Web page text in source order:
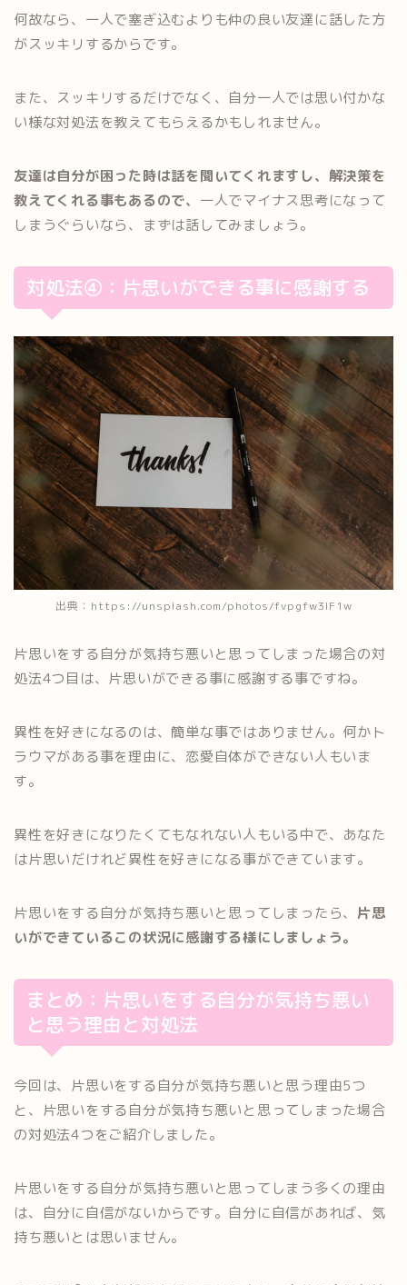
何故なら、一人で塞ぎ込むよりも仲の良い友達に話した方
がスッキリするからです。
また、スッキリするだけでなく、自分一人では思い付かな
い様な対処法を教えてもらえるかもしれません。
友達は自分が困った時は話を聞いてくれますし、解決策を
教えてくれる事もあるので、 一人でマイナス思考になって
しまうぐらいなら、まずは話してみましょう。
対処法④：片思いができる事に感謝する
出典：https://unsplash.com/photos/fvpgfw3IF1w
片思いをする自分が気持ち悪いと思ってしまった場合の対
処法4つ目は、片思いができる事に感謝する事ですね。
異性を好きになるのは、簡単な事ではありません。何かト
ラウマがある事を理由に、恋愛自体ができない人もいま
す。
異性を好きになりたくてもなれない人もいる中で、あなた
は片思いだけれど異性を好きになる事ができています。
片思いをする自分が気持ち悪いと思ってしまったら、片思
いができているこの状況に感謝する様にしましょう。
まとめ：片思いをする自分が気持ち悪い
と思う理由と対処法
今回は、片思いをする自分が気持ち悪いと思う理由5つ
と、片思いをする自分が気持ち悪いと思ってしまった場合
の対処法4つをご紹介しました。
片思いをする自分が気持ち悪いと思ってしまう多くの理由
は、自分に自信がないからです。自分に自信があれば、気
持ち悪いとは思いません。